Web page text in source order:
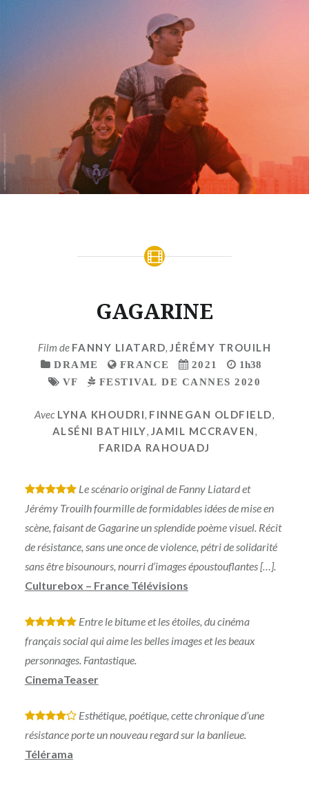
GAGARINE
Film de FANNY LIATARD,JÉRÉMY TROUILH
DRAME FRANCE 2021
1h38
VF
FESTIVAL DE CANNES 2020
Avec LYNA KHOUDRI, FINNEGAN OLDFIELD,
ALSÉNI BATHILY, JAMIL MCCRAVEN,
FARIDA RAHOUADJ
* * * * *Le scénario original de Fanny Liatard et
Jérémy Trouilh fourmille de formidables idées de mise en
scène, faisant de Gagarine un splendide poème visuel. Récit
de résistance, sans une once de violence, pétri de solidarité
sans être bisounours, nourri d’images époustouflantes […].
Culturebox – France Télévisions
* * * * *Entre le bitume et les étoiles, du cinéma
français social qui aime les belles images et les beaux
personnages. Fantastique.
CinemaTeaser
* * * *
Esthétique, poétique, cette chronique d’une
résistance porte un nouveau regard sur la banlieue.
Télérama